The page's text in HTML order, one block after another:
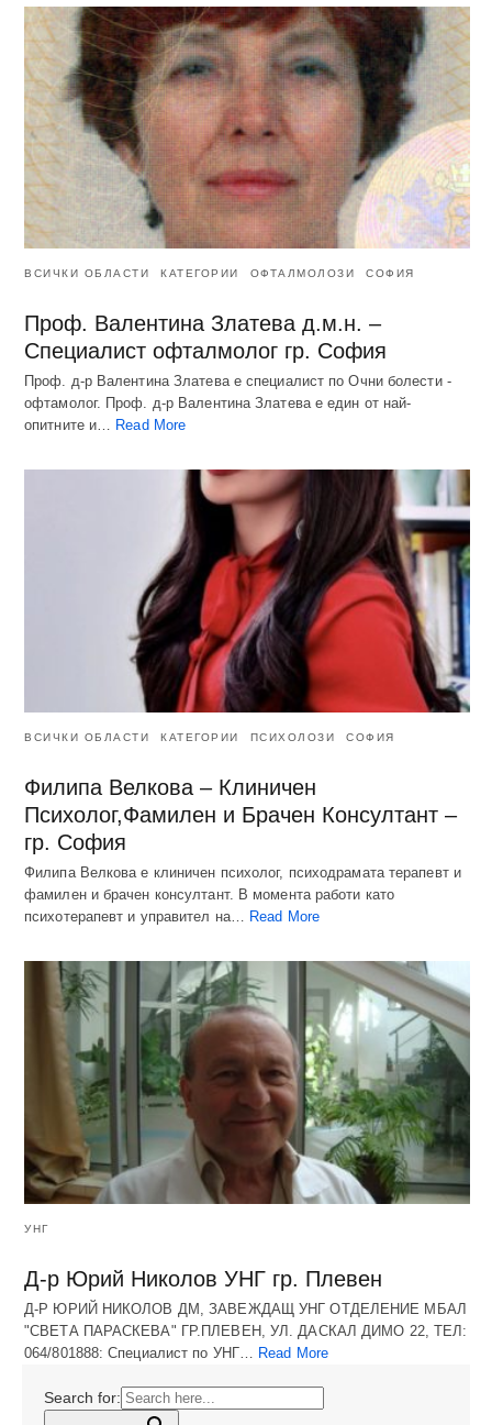
ВСИЧКИ ОБЛАСТИ КАТЕГОРИИ ОФТАЛМОЛОЗИ СОФИЯ
Проф. Валентина Златева д.м.н. –
Специалист офталмолог гр. София
Проф. д-р Валентина Златева е специалист по Очни болести -
офтамолог. Проф. д-р Валентина Златева е един от най-
опитните и… Read More
ВСИЧКИ ОБЛАСТИ КАТЕГОРИИ ПСИХОЛОЗИ СОФИЯ
Филипа Велкова – Клиничен
Психолог,Фамилен и Брачен Консултант –
гр. София
Филипа Велкова е клиничен психолог, психодрамата терапевт и
фамилен и брачен консултант. В момента работи като
психотерапевт и управител на…
Read More
УНГ
Д-р Юрий Николов УНГ гр. Плевен
Д-Р ЮРИЙ НИКОЛОВ ДМ, ЗАВЕЖДАЩ УНГ ОТДЕЛЕНИЕ МБАЛ
"СВЕТА ПАРАСКЕВА" ГР.ПЛЕВЕН, УЛ. ДАСКАЛ ДИМО 22, ТЕЛ:
064/801888: Специалист по УНГ… Read More
Search for: